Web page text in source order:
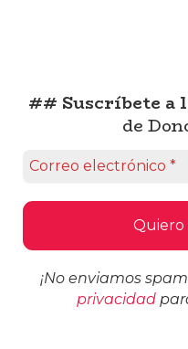
## Suscríbete a
de
¡No enviamos
privacidad